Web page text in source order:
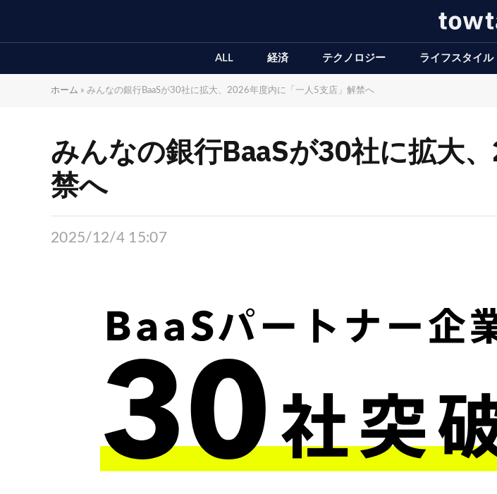
ALL 経済 テクノロジー ライフスタイル
ホーム » みんなの銀行BaaSが30社に拡大、2026年度内に「一人5支店」解禁へ
みんなの銀行BaaSが30社に拡大
禁へ
2025/12/4 15:07